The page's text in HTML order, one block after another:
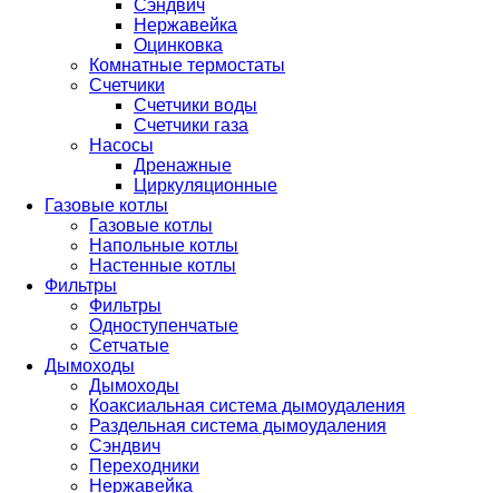
Сэндвич
Нержавейка
Оцинковка
Комнатные термостаты
Счетчики
Счетчики воды
Счетчики газа
Насосы
Дренажные
Циркуляционные
Газовые котлы
Газовые котлы
Напольные котлы
Настенные котлы
Фильтры
Фильтры
Одноступенчатые
Сетчатые
Дымоходы
Дымоходы
Коаксиальная система дымоудаления
Раздельная система дымоудаления
Сэндвич
Переходники
Нержавейка